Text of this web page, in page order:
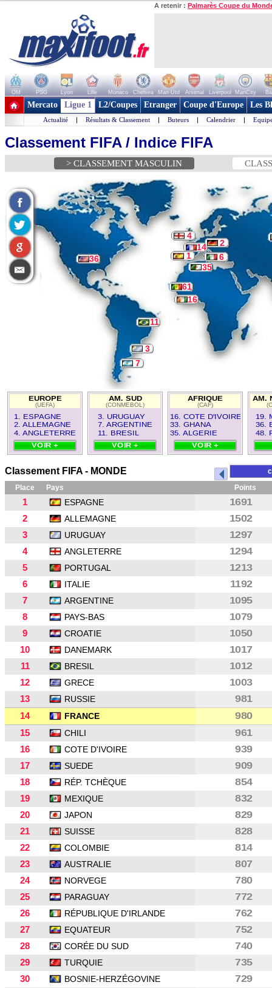
A retenir : Palmarès Coupe du
OM PSG Lyon Lille Monaco Chelsea Man Utd Arsenal Liverpool ManCity
+ de clubs
Mercato Ligue 1 L2/Coupes Etranger Coupe d'Europe Les
Actualité | Résultats & Classement | Buteurs | Calendrier |
Classement FIFA / Indice FIFA
> CLASSEMENT MASCULIN
36
4
14
2
1
6
3
11
7
16
61
35
EUROPE
(UEFA)
1. ESPAGNE
2. ALLEMAGNE
4. ANGLETERRE
VOIR +
AM. SUD
(CONMEBOL)
3. URUGUAY
7. ARGENTINE
11. BRESIL
VOIR +
AFRIQUE
(CAF)
16. COTE D'IVOIRE
33. GHANA
35. ALGERIE
VOIR +
AM.
19.
36.
48.
Classement FIFA - MONDE
Place
Pays Points
1 ESPAGNE
1691
2
ALLEMAGNE
1502
3
URUGUAY
1297
4
ANGLETERRE
1294
5
PORTUGAL
1213
6
ITALIE
1192
7
ARGENTINE
1095
8
PAYS-BAS
1079
9
CROATIE
1050
10
DANEMARK
1017
11
BRESIL
1012
12
GRECE
1003
13
RUSSIE
981
14
FRANCE
980
15
CHILI
961
16
COTE D'IVOIRE
939
17
SUEDE
909
18
RÉP. TCHÈQUE
854
19
MEXIQUE
832
20
JAPON
829
21
SUISSE
828
22
COLOMBIE
814
23
AUSTRALIE
807
24
NORVEGE
780
25
PARAGUAY
772
26
RÉPUBLIQUE D'IRLANDE
762
27
EQUATEUR
752
28
CORÉE DU SUD
740
29
TURQUIE
735
30
BOSNIE-HERZÉGOVINE
729